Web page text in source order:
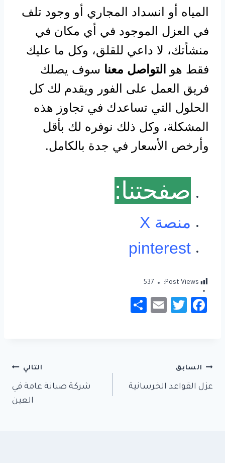
المياه أو انسداد المجاري أو وجود تلف
في العزل الموجود في أي مكان في
منشأتك، لا داعي للقلق، وكل ما عليك
فقط هو
التواصل معنا سوف يصلك
فريق العمل على الفور ويقدم لك كل
الحلول التي تساعدك في تجاوز هذه
المشكلة، وكل ذلك نوفره لك بأقل
وأرخص الأسعار في جدة بالكامل.
صفحتنا:
منصة X
pinterest
Post Views:
537
Fa
o
ok
T
E
تصفّح
المقالات
السابق
عزل القواعد الخرسانية
التالي
شركة صيانة عامة في
العين